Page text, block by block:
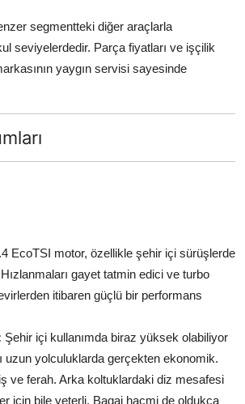
segmentteki diğer araçlarla
seviyelerdedir. Parça fiyatları ve işçilik
yaygın servisi sayesinde
EcoTSI motor, özellikle şehir içi sürüşlerde
gayet tatmin edici ve turbo
itibaren güçlü bir performans
Şehir içi kullanımda biraz yüksek olabiliyor
uzun yolculuklarda gerçekten ekonomik.
ve ferah. Arka koltuklardaki diz mesafesi
için bile yeterli. Bagaj hacmi de oldukça